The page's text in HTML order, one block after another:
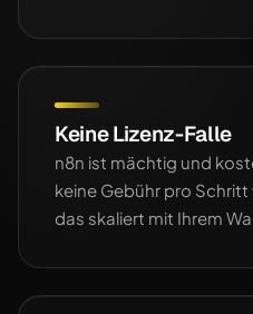
Keine Lizenz-Falle
n8n ist mächtig und
keine Gebühr pro
das skaliert mit Ihrem